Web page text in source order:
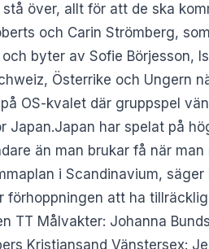
över, allt för att de ska
och Carin Strömberg,
byter av Sofie Börjesson,
Österrike och Ungern
OS-kvalet där gruppspel
Japan.Japan har spelat på
än man brukar få när
i Scandinavium,
förhoppningen att ha
TT Målvakter: Johanna
Kristiansand Vänstersex: